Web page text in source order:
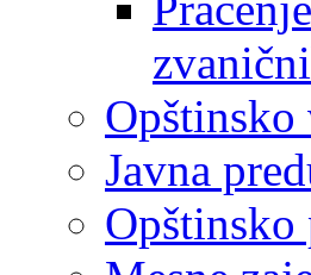
Opštinsko
Javna
Opštinsko